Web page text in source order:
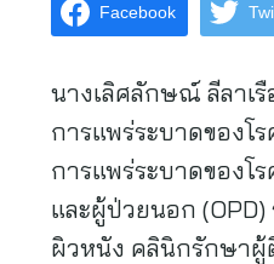
Facebook
นางเลิศลักษณ์ ลีลาเ
การแพร่ระบาดของโ
การแพร่ระบาดของโ
และผู้ป่วยนอก
ผิวหนัง คลินิกรักษาผู้